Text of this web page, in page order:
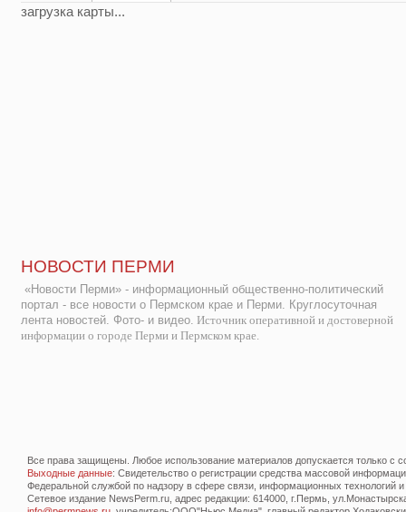
загрузка карты...
НОВОСТИ ПЕРМИ
«Новости Перми» - информационный общественно-политический
портал - все новости о Пермском крае и Перми. Круглосуточная
лента новостей. Фото- и видео. Источник оперативной и достоверной
информации о городе Перми и Пермском крае.
Все права защищены. Любое использование материалов допускается только с
Выходные данные: Свидетельство о регистрации средства массовой
Федеральной службой по надзору в сфере связи, информационных технологий
Сетевое издание NewsPerm.ru, адрес редакции: 614000, г.Пермь,